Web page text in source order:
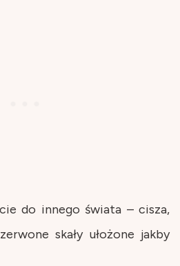
do innego świata – cisza,
skały ułożone jakby